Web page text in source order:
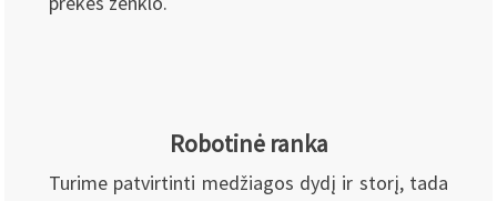
Robotinė ranka
Turime patvirtinti medžiagos dydį ir storį, tada